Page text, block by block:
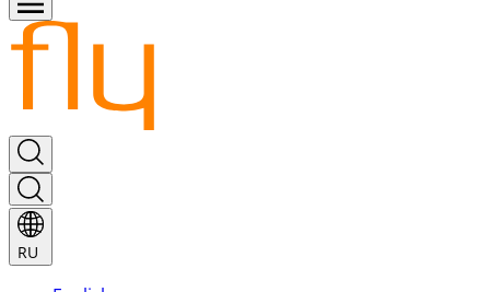
RU